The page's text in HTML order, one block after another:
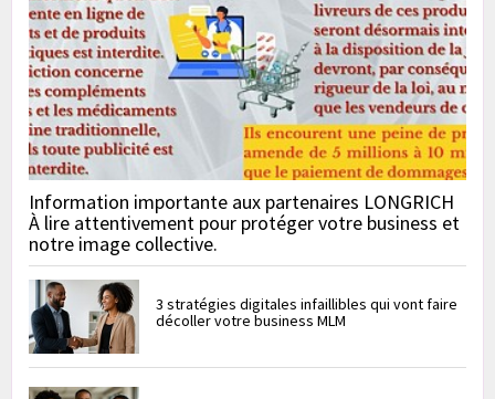
Information importante aux partenaires LONGRICH
À lire attentivement pour protéger votre business et
notre image collective.
3 stratégies digitales infaillibles qui vont faire
décoller votre business MLM